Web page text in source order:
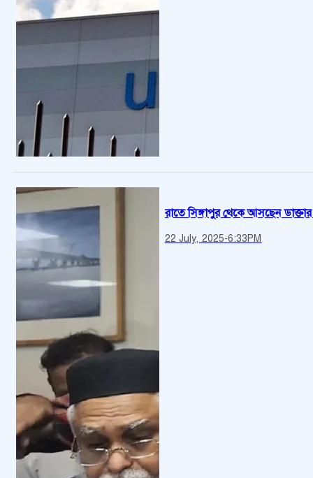
রাতে সিঙ্গাপুর থেকে আসছেন ডাক্তার
22 July, 2025-6:33PM